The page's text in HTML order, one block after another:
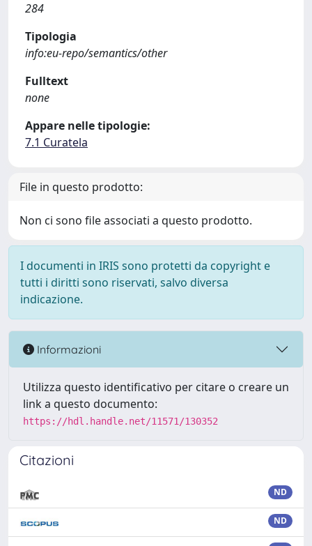
284
Tipologia
info:eu-repo/semantics/other
Fulltext
none
Appare nelle tipologie:
7.1 Curatela
File in questo prodotto:
Non ci sono file associati a questo prodotto.
I documenti in IRIS sono protetti da copyright e
tutti i diritti sono riservati, salvo diversa
indicazione.
Informazioni
Utilizza questo identificativo per citare o creare un
link a questo documento:
https://hdl.handle.net/11571/130352
Citazioni
ND
ND